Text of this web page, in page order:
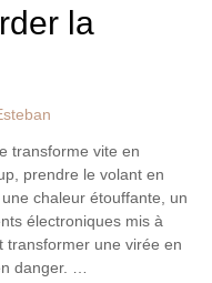
la
transforme vite en
prendre le volant en
chaleur étouffante, un
électroniques mis à
transformer une virée en
danger. …